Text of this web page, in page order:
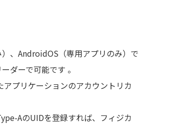
、AndroidOS（専用アプリのみ）で
ダーで可能です 。
プリケーションのアカウントリカ
AのUIDを登録すれば、フィジカ